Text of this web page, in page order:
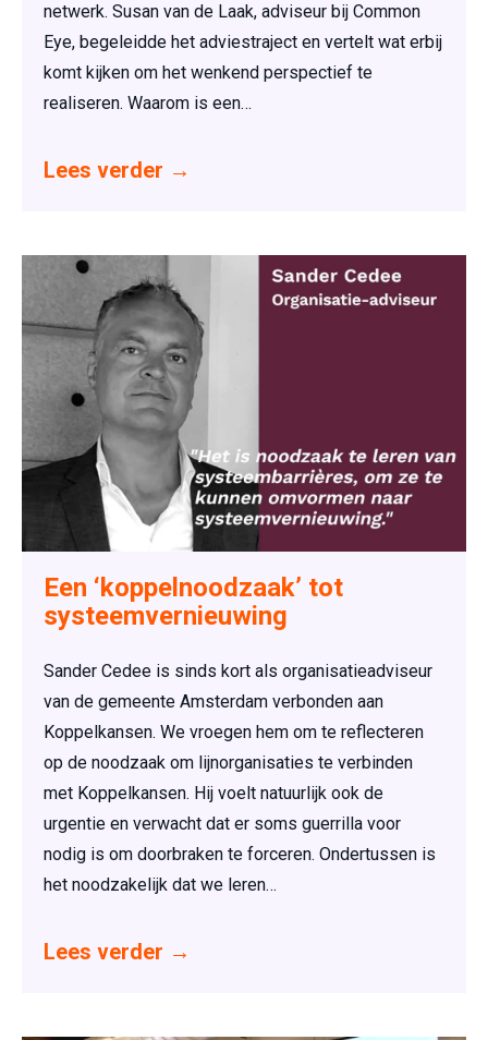
netwerk. Susan van de Laak, adviseur bij Common
Eye, begeleidde het adviestraject en vertelt wat erbij
komt kijken om het wenkend perspectief te
realiseren. Waarom is een…
Lees verder →
Een ‘koppelnoodzaak’ tot
systeemvernieuwing
Sander Cedee is sinds kort als organisatieadviseur
van de gemeente Amsterdam verbonden aan
Koppelkansen. We vroegen hem om te reflecteren
op de noodzaak om lijnorganisaties te verbinden
met Koppelkansen. Hij voelt natuurlijk ook de
urgentie en verwacht dat er soms guerrilla voor
nodig is om doorbraken te forceren. Ondertussen is
het noodzakelijk dat we leren…
Lees verder →